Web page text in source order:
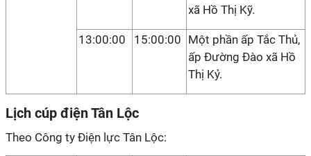
xã Hồ Thị Kỹ.
13:00:00 15:00:00 Một phần ấp Tắc Thủ,
ấp Đường Đào xã Hồ
Thị Kỷ.
Lịch cúp điện Tân Lộc
Theo Công ty Điện lực Tân Lộc: